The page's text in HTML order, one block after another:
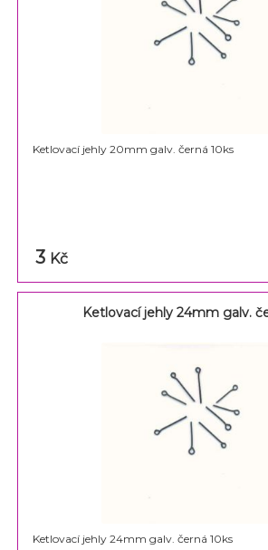
Ketlovací jehly 20mm galv. černá 10ks
3 Kč
Ketlovací jehly 24mm galv.
Ketlovací jehly 24mm galv. černá 10ks